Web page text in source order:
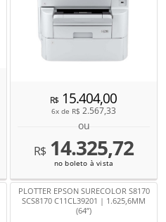
R$ 15.404,00
6x de R$ 2.567,33
ou
R$ 14.325,72
no boleto à vista
PLOTTER EPSON SURECOLOR S8170
SCS8170 C11CL39201 | 1.625,6MM
(64”)